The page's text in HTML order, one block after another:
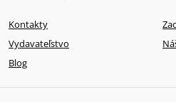
Kontakty
Vydavateľstvo
Blog